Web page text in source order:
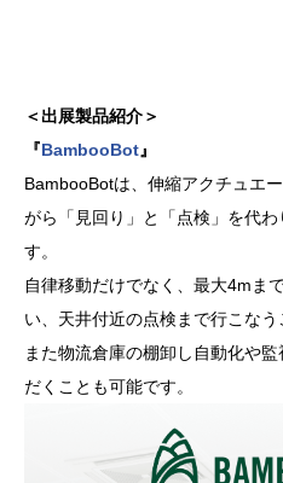
＜出展製品紹介＞
『BambooBot』
BambooBotは、伸縮アクチュエ
がら「見回り」と「点検」を代
す。
自律移動だけでなく、最大4mま
い、天井付近の点検まで行こなう
また物流倉庫の棚卸し自動化や
だくことも可能です。